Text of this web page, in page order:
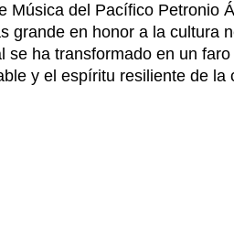
Música del Pacífico Petronio
grande en honor a la cultura
ha transformado en un
y el espíritu resiliente de la